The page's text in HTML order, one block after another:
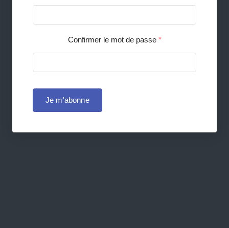
Confirmer le mot de passe *
Je m'abonne